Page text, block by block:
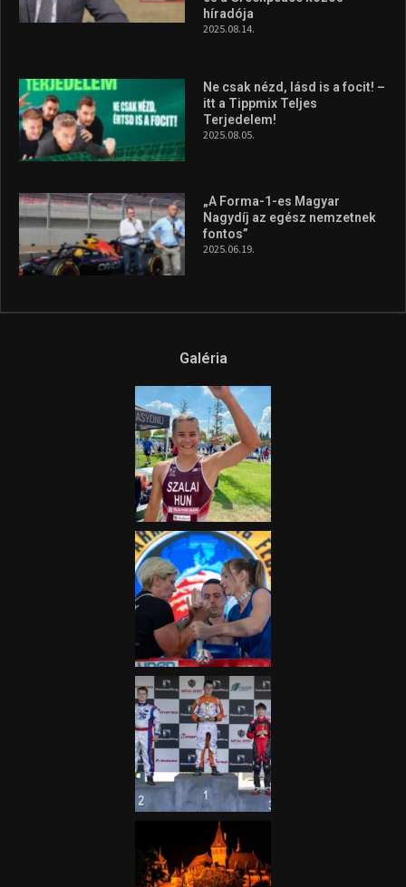
híradója
2025.08.14.
Ne csak nézd, lásd is a focit! –
itt a Tippmix Teljes
Terjedelem!
2025.08.05.
„A Forma-1-es Magyar
Nagydíj az egész nemzetnek
fontos”
2025.06.19.
Galéria